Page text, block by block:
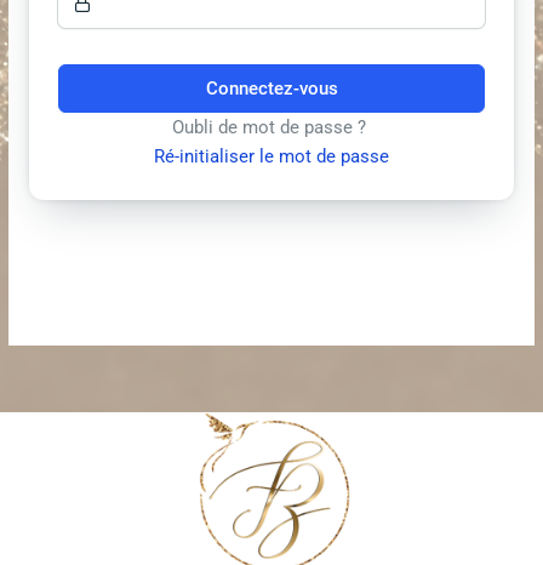
Connectez-vous
Oubli de mot de passe ?
Ré-initialiser le mot de passe